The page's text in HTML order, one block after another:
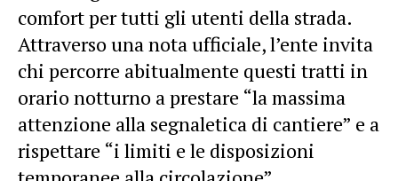
comfort per tutti gli utenti della strada.
Attraverso una nota ufficiale, l’ente invita
chi percorre abitualmente questi tratti in
orario notturno a prestare “la massima
attenzione alla segnaletica di cantiere” e a
rispettare “i limiti e le disposizioni